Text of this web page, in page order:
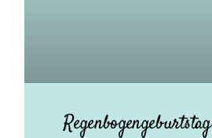
Regenbogengeburtstag